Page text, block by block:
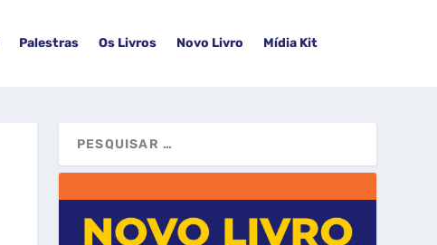
Palestras Os Livros Novo Livro Mídia Kit